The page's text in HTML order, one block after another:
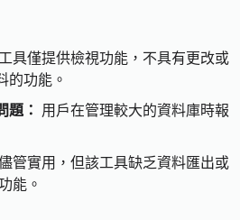
具僅提供檢視功能，不具有更改或
的功能。
題：
用戶在管理較大的資料庫時報
管實用，但該工具缺乏資料匯出或
能。